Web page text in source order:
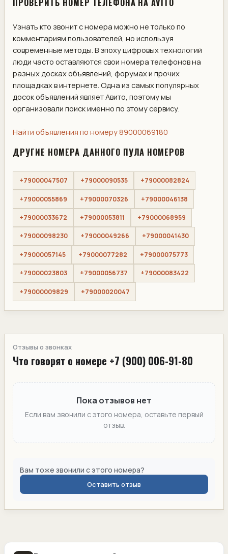
ПРОВЕРИТЬ НОМЕР ТЕЛЕФОНА НА AVITO
Узнать кто звонит с номера можно не только по
комментариям пользователей, но используя
современные методы. В эпоху цифровых технологий
люди часто оставляются свои номера телефонов на
разных досках объявлений, форумах и прочих
площадках в интернете. Одна из самых популярных
досок объявлений являет Авито, поэтому мы
организовали поиск именно по этому сервису.
Найти объявления по номеру 89000069180
ДРУГИЕ НОМЕРА ДАННОГО ПУЛА НОМЕРОВ
+79000047507 +79000090535 +79000082824
+79000055869 +79000070326 +79000046138
+79000033672 +79000053811 +79000068959
+79000098230 +79000049266 +79000041430
+79000057145 +79000077282 +79000075773
+79000023803 +79000056737 +79000083422
+79000009829 +79000020047
Отзывы о звонках
Что говорят о номере +7 (900) 006-91-80
Пока отзывов нет
Если вам звонили с этого номера, оставьте первый
отзыв.
Вам тоже звонили с этого номера?
Оставить отзыв